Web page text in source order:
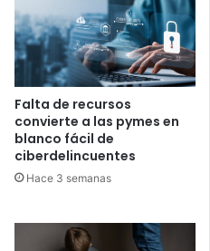
Falta de recursos
convierte a las pymes en
blanco fácil de
ciberdelincuentes
Hace 3 semanas